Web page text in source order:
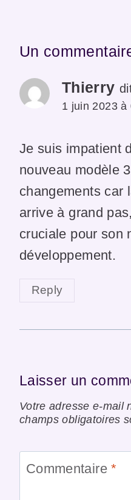
Un
Thierry
1 juin 2023 à
Je suis impatient
nouveau modèle
changements car
arrive à grand
cruciale pour son
développement.
Reply
Laisser un
Votre adresse e-mail
champs obligatoires
Commentaire*